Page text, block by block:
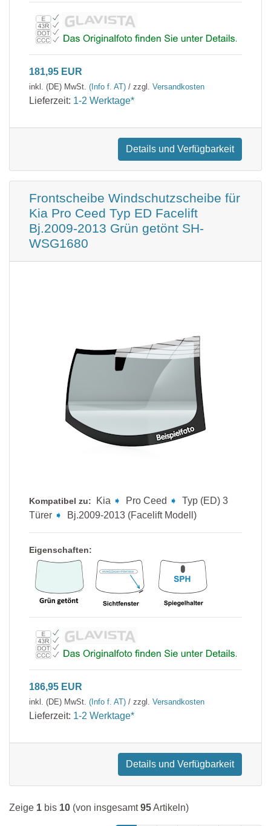
181,95 EUR
inkl. (DE) MwSt. (Info f. AT) / zzgl. Versandkosten
Lieferzeit: 1-2 Werktage*
Details und Verfügbarkeit
Frontscheibe Windschutzscheibe für
Kia Pro Ceed Typ ED Facelift
Bj.2009-2013 Grün getönt SH-
WSG1680
Kompatibel zu: Kia ➧ Pro Ceed ➧
Typ (ED) 3
Türer ➧ Bj.2009-2013 (Facelift Modell)
Eigenschaften:
186,95 EUR
inkl. (DE) MwSt. (Info f. AT) / zzgl. Versandkosten
Lieferzeit: 1-2 Werktage*
Details und Verfügbarkeit
Zeige 1 bis 10 (von insgesamt95Artikeln)